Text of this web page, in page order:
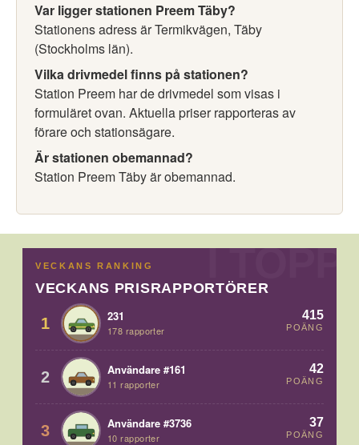
Var ligger stationen Preem Täby?
Stationens adress är Termikvägen, Täby
(Stockholms län).
Vilka drivmedel finns på stationen?
Station Preem har de drivmedel som visas i
formuläret ovan. Aktuella priser rapporteras av
förare och stationsägare.
Är stationen obemannad?
Station Preem Täby är obemannad.
VECKANS RANKING
VECKANS PRISRAPPORTÖRER
1 231
178 rapporter
415
POÄNG
2 Användare #161
11 rapporter
42
POÄNG
3 Användare #3736
10 rapporter
37
POÄNG